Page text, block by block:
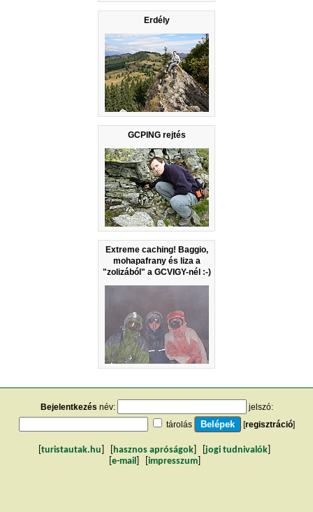
Erdély
GCPING rejtés
Extreme caching! Baggio,
mohapafrany és liza a
"zolizából" a GCVIGY-nél :-)
Bejelentkezés név:
jelszó:
tárolás
[regisztráció]
turistautak.hu hasznos apróságok jogi tudnivalók
e-mail impresszum]